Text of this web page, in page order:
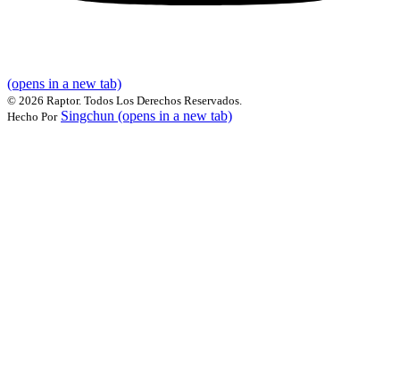
(opens in a new tab)
© 2026 Raptor. Todos Los Derechos Reservados.
Hecho Por Singchun (opens in a new tab)